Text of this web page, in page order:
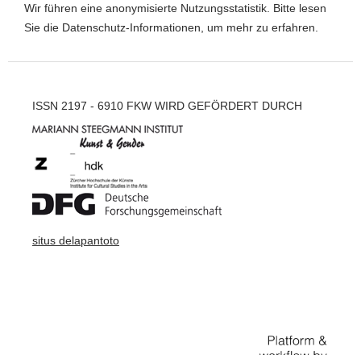
Wir führen eine anonymisierte Nutzungsstatistik. Bitte lesen
Sie die Datenschutz-Informationen , um mehr zu erfahren.
ISSN 2197 - 6910 FKW WIRD GEFÖRDERT DURCH
situs delapantoto